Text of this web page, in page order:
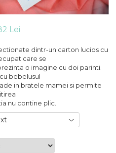
Lei
dintr-un carton lucios cu
care se
o imagine cu doi parinti.
bebelusul
in bratele mamei si permite
nu contine plic.